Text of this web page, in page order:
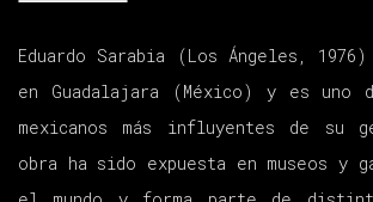
Eduardo Sarabia (Los Ángeles,
en Guadalajara (México) y es
mexicanos más influyentes de su
obra ha sido expuesta en museos y